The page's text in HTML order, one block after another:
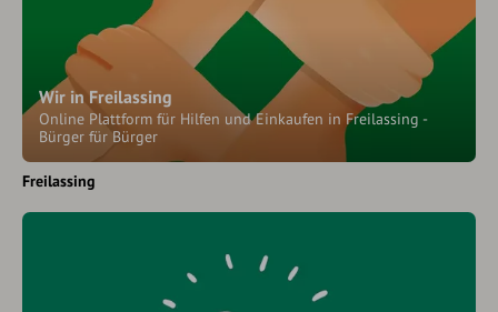
Wir in Freilassing
Online Plattform für Hilfen und Einkaufen in Freilassing -
Bürger für Bürger
Freilassing